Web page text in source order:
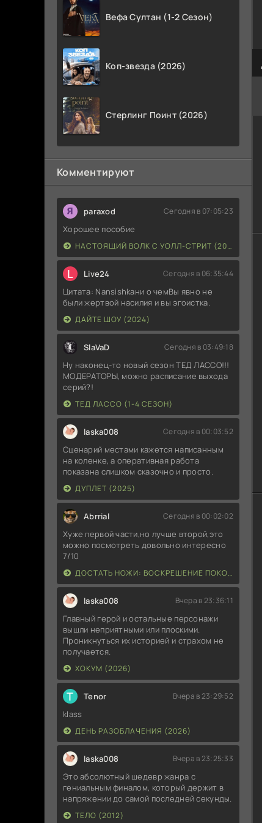
Вефа Султан (1-2 Сезон)
Коп-звезда (2026)
Стерлинг Поинт (2026)
Комментируют
paraxod Сегодня в 07:05:23
Хорошее пособие
НАСТОЯЩИЙ ВОЛК С УОЛЛ-СТРИТ (2026)
L Live24 Сегодня в 06:35:44
Цитата: Nansishkaни о чемВы явно не
были жертвой насилия и вы эгоистка.
ДАЙТЕ ШОУ (2024)
SlaVaD Сегодня в 03:49:18
Ну наконец-то новый сезон ТЕД ЛАССО!!!
МОДЕРАТОРЫ, можно расписание выхода
серий?!
ТЕД ЛАССО (1-4 СЕЗОН)
laska008 Сегодня в 00:03:52
Сценарий местами кажется написанным
на коленке, а оперативная работа
показана слишком сказочно и просто.
ДУПЛЕТ (2025)
Abrrial Сегодня в 00:02:02
Хуже первой части,но лучше второй,это
можно посмотреть довольно интересно
7/10
ДОСТАТЬ НОЖИ: ВОСКРЕШЕНИЕ ПОКОЙНИКА (2025)
laska008 Вчера в 23:36:11
Главный герой и остальные персонажи
вышли неприятными или плоскими.
Проникнуться их историей и страхом не
получается.
ХОКУМ (2026)
T Tenor Вчера в 23:29:52
klass
ДЕНЬ РАЗОБЛАЧЕНИЯ (2026)
laska008 Вчера в 23:25:33
Это абсолютный шедевр жанра с
гениальным финалом, который держит в
напряжении до самой последней секунды.
ТЕЛО (2012)